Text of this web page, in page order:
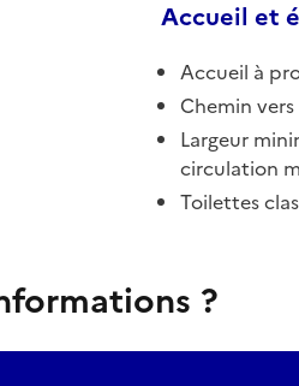
Accueil et
Accueil à
Chemin
Largeur
circulation
Toilettes
?